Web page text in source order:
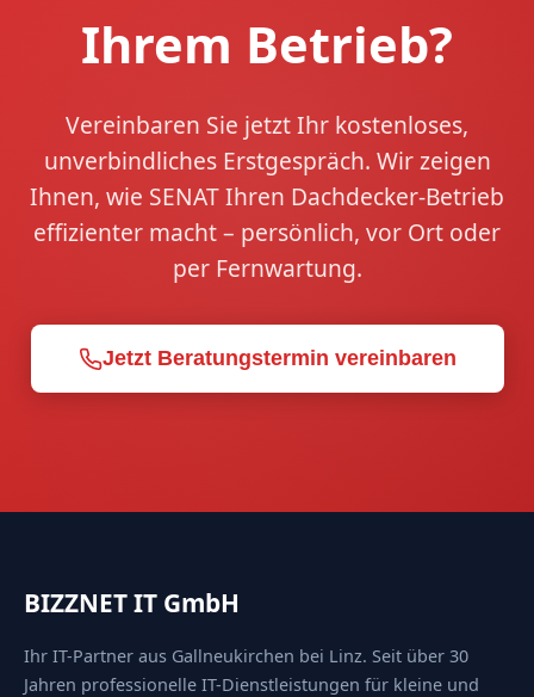
Ihrem Betrieb?
Vereinbaren Sie jetzt Ihr kostenloses,
unverbindliches Erstgespräch. Wir zeigen
Ihnen, wie SENAT Ihren Dachdecker-Betrieb
effizienter macht – persönlich, vor Ort oder
per Fernwartung.
Jetzt Beratungstermin vereinbaren
BIZZNET IT GmbH
Ihr IT-Partner aus Gallneukirchen bei Linz. Seit über 30
Jahren professionelle IT-Dienstleistungen für kleine und